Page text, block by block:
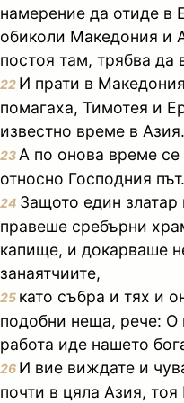
намерение да отиде в
обиколи Македония и
постоя там, трябва да
22 И прати в
помагаха, Тимотея и
известно време в Азия.
23 А по онова време
относно Господния път.
24 Защото един
правеше сребърни
капище, и докарваше
занаятчиите,
25 като събра и тях и
подобни неща, рече: О
работа иде нашето
26 И вие виждате и
почти в цяла Азия,